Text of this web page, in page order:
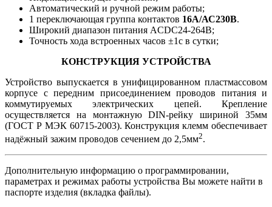
Автоматический и ручной режим работы;
1 переключающая группа контактов 16А/АС230В.
Широкий диапазон питания ACDC24-264В;
Точность хода встроенных часов ±1с в сутки;
КОНСТРУКЦИЯ УСТРОЙСТВА
Устройство выпускается в унифицированном пластмассовом
корпусе с передним присоединением проводов питания и
коммутируемых электрических цепей. Крепление
осуществляется на монтажную DIN-рейку шириной 35мм
(ГОСТ Р МЭК 60715-2003). Конструкция клемм обеспечивает
надёжный зажим проводов сечением до 2,5мм2.
Дополнительную информацию о программировании,
параметрах и режимах работы устройства Вы можете найти в
паспорте изделия (вкладка файлы).